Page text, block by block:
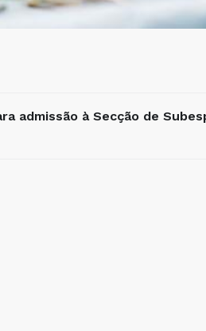
admissão à Secção de